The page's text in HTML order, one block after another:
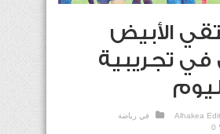
الأبيض
في تجريبية
Alhakea في رياضة
0